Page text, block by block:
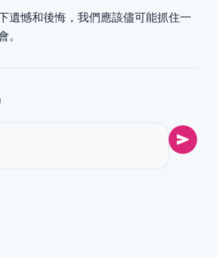
遺憾和後悔，我們應該儘可能抓住一
。